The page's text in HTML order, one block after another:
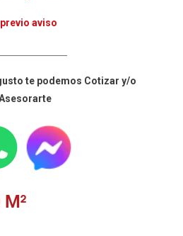
aviso
te podemos Cotizar y/o